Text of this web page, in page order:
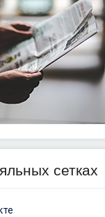
сетках